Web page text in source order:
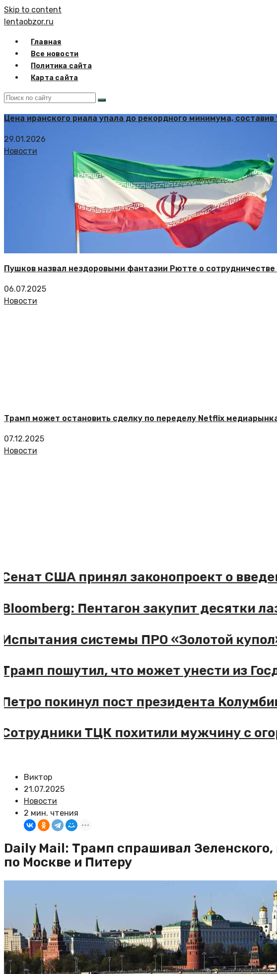
Skip to content
lentaobzor.ru
Главная
Все новости
Политика сайта
Карта сайта
Цена иранского риала упала до рекордного минимума,
29.01.2026
Новости
Пушков назвал нездоровыми фантазии Рютте о
06.07.2025
Новости
Трамп может остановить сделку по переделу Netflix
07.12.2025
Новости
США принял законопроект о
Пентагон закупит десятки
системы ПРО «Золотой купол»
пошутил, что может унести из
покинул пост президента Колумбии
ТЦК похитили мужчину с
Виктор
21.07.2025
Новости
2 мин. чтения
Daily Mail: Трамп спрашивал
по Москве и Питеру